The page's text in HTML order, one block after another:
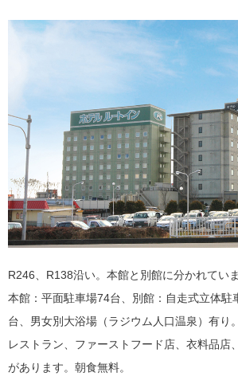
R246、R138沿い。本館と別館に分かれてい
本館：平面駐車場74台、別館：自走式立体駐
台、男女別大浴場（ラジウム人口温泉）有り
レストラン、ファーストフード店、衣料品店
があります。朝食無料。